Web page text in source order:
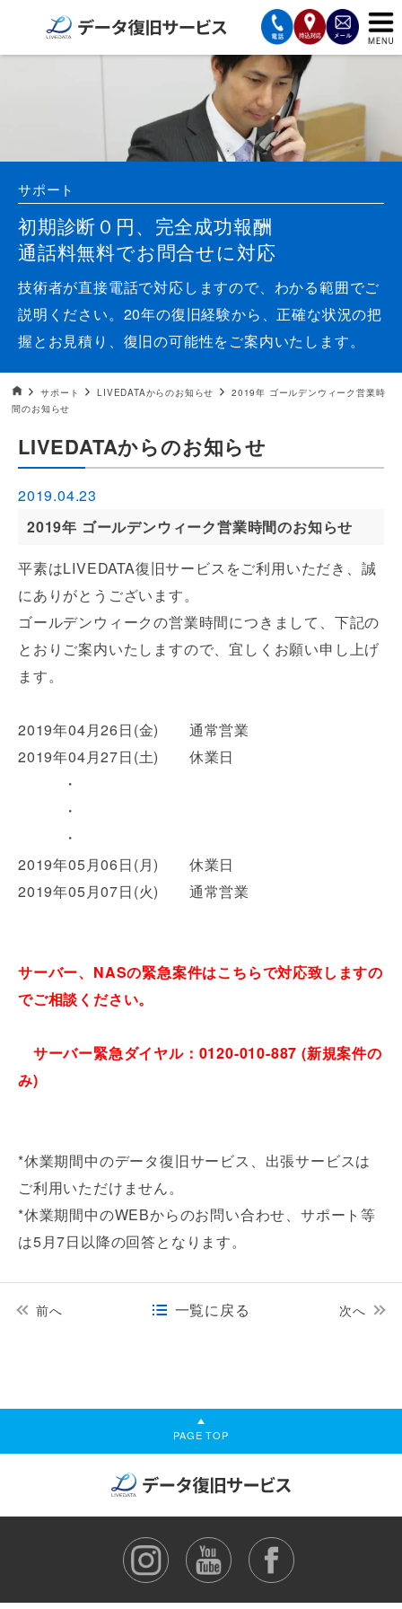
サービスの流れ
対応メディア
データ復旧事例
お客様の声
会社案内
サポート
初期診断０円、完全成功報酬
通話料無料でお問合せに対応
技術者が直接電話で対応しますので、わかる範囲でご
説明ください。20年の復旧経験から、正確な状況の把
握とお見積り、復旧の可能性をご案内いたします。
データ復旧HOME
サポート LIVEDATAからのお知らせ
2019年 ゴールデンウィーク営業時
間のお知らせ
LIVEDATAからのお知らせ
2019.04.23
2019年 ゴールデンウィーク営業時間のお知らせ
平素はLIVEDATA復旧サービスをご利用いただき、誠
にありがとうございます。
ゴールデンウィークの営業時間につきまして、下記の
とおりご案内いたしますので、宜しくお願い申し上げ
ます。
2019年04月26日(金) 通常営業
2019年04月27日(土) 休業日
・
・
・
2019年05月06日(月) 休業日
2019年05月07日(火) 通常営業
サーバー、NASの緊急案件はこちらで対応致しますの
でご相談ください。
サーバー緊急ダイヤル：0120-010-887 (新規案件の
み)
*休業期間中のデータ復旧サービス、出張サービスは
ご利用いただけません。
*休業期間中のWEBからのお問い合わせ、サポート等
は5月7日以降の回答となります。
前へ 一覧に戻る 次へ
PAGE TOP